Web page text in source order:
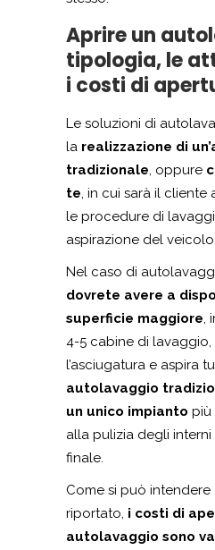
Aprire un
tipologia, le
i costi di
Le soluzioni di
la realizzazione di
tradizionale, oppure
te, in cui sarà il
le procedure di
aspirazione del veicolo.
Nel caso di
dovrete avere a
superficie maggiore,
4-5 cabine di
l’asciugatura e aspira
autolavaggio
un unico impianto più
alla pulizia degli interni
finale.
Come si può
riportato, i costi di
autolavaggio sono